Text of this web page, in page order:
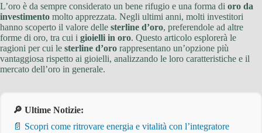
L’oro è da sempre considerato un bene rifugio e una forma di oro da
investimento molto apprezzata. Negli ultimi anni, molti investitori
hanno scoperto il valore delle sterline d’oro, preferendole ad altre
forme di oro, tra cui i gioielli in oro. Questo articolo esplorerà le
ragioni per cui le sterline d’oro rappresentano un’opzione più
vantaggiosa rispetto ai gioielli, analizzando le loro caratteristiche e il
mercato dell’oro in generale.
🔎 Ultime Notizie:
📄 Scopri come ritrovare energia e vitalità con l’integratore